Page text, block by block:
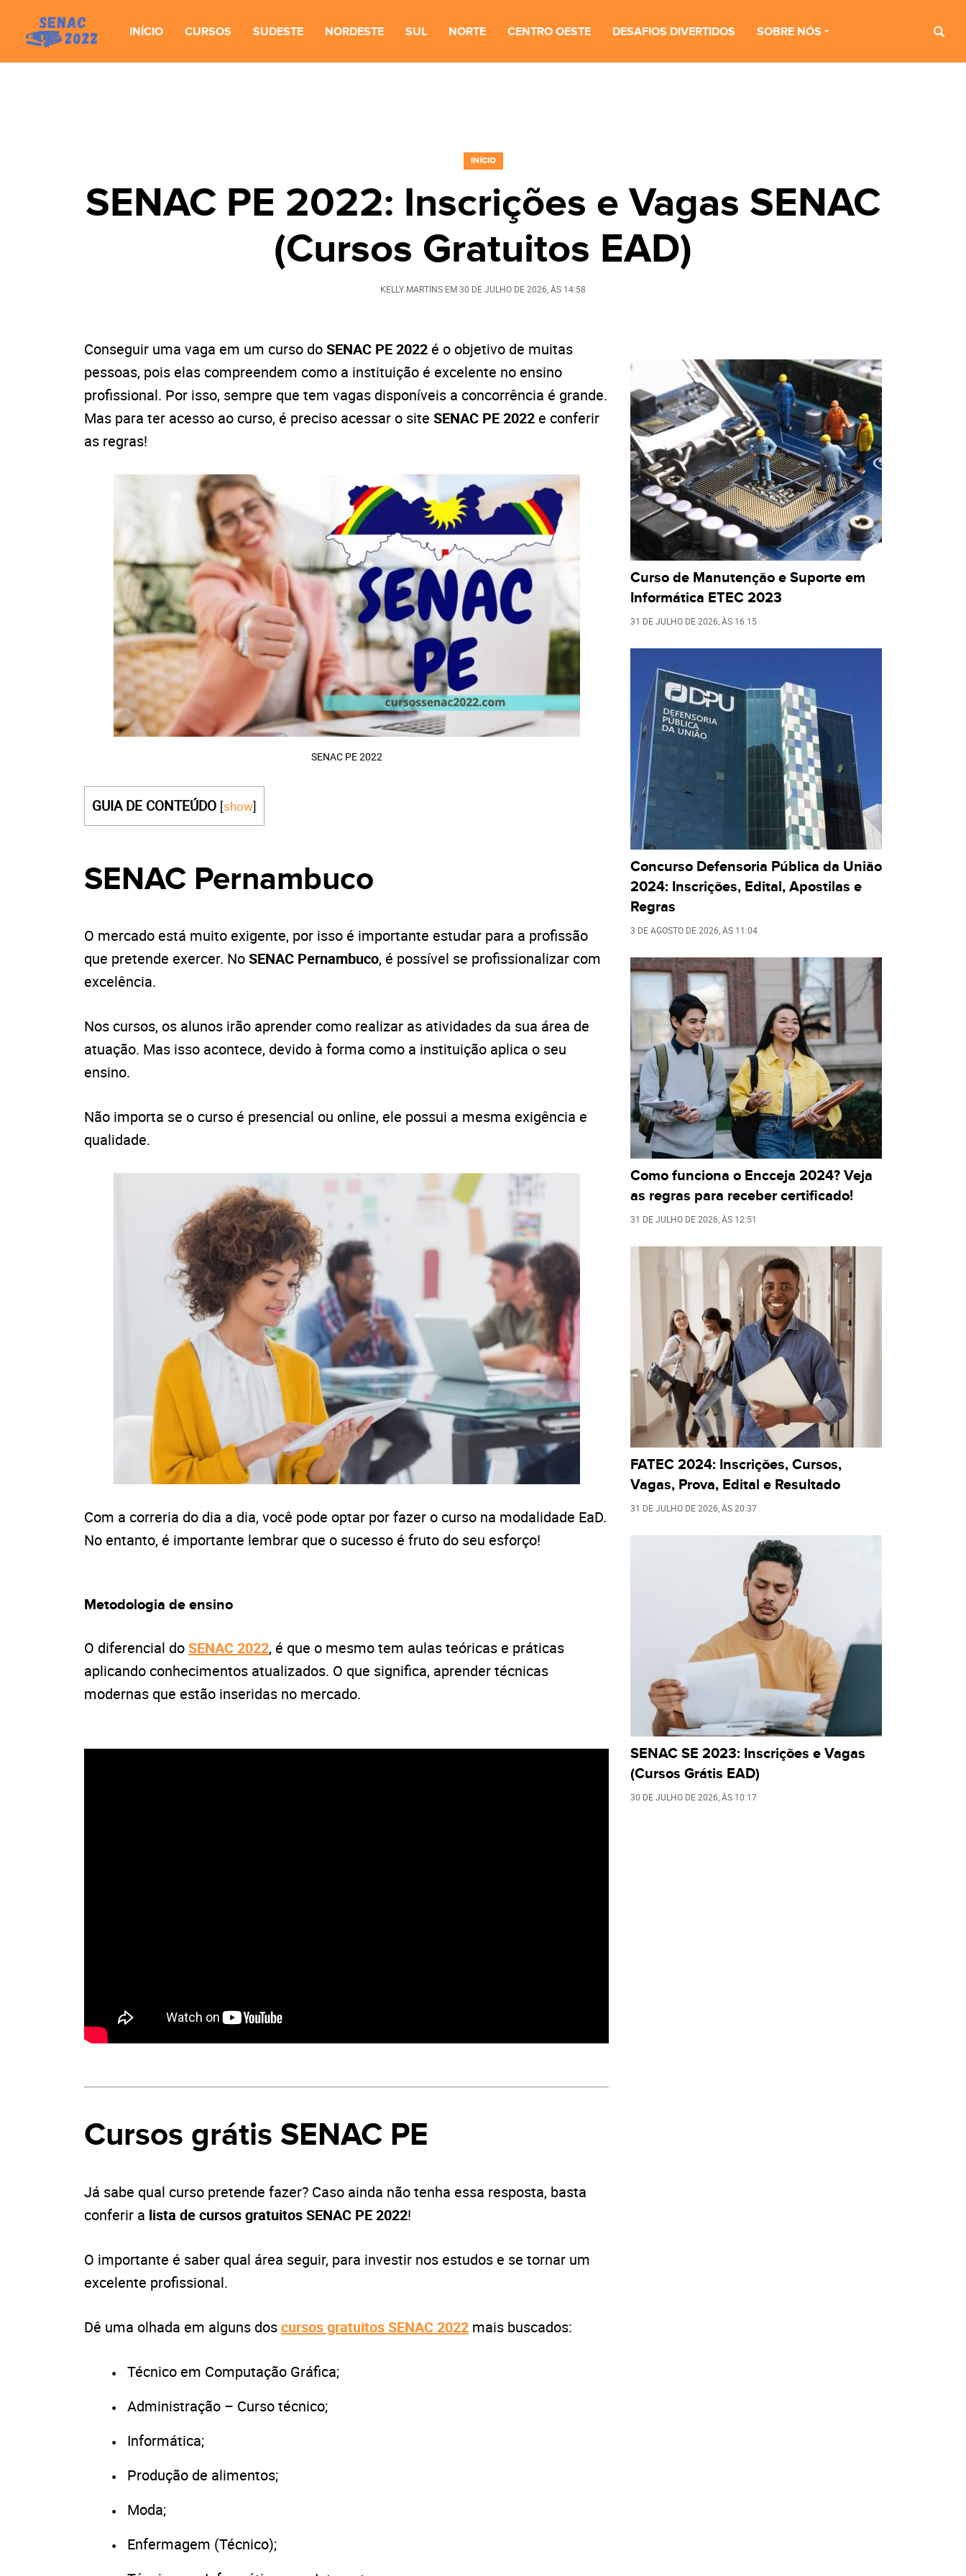
INÍCIO CURSOS SUDESTE NORDESTE SUL NORTE CENTRO OESTE DESAFIOS DIVERTIDOS SOBRE NÓS
INÍCIO
SENAC PE 2022: Inscrições e Vagas SENAC
(Cursos Gratuitos EAD)
KELLY MARTINS EM30 DE JULHO DE 2026 , ÀS 14:58
Conseguir uma vaga em um curso doSENAC PE 2022 é o objetivo de muitas
pessoas, pois elas compreendem como a instituição é excelente no ensino
profissional. Por isso, sempre que tem vagas disponíveis a concorrência é grande.
Mas para ter acesso ao curso, é preciso acessar o site SENAC PE 2022 e conferir
as regras!
SENAC PE 2022
GUIA DE CONTEÚDO [show]
SENAC Pernambuco
O mercado está muito exigente, por isso é importante estudar para a profissão
que pretende exercer. NoSENAC Pernambuco, é possível se profissionalizar com
excelência.
Nos cursos, os alunos irão aprender como realizar as atividades da sua área de
atuação. Mas isso acontece, devido à forma como a instituição aplica o seu
ensino.
Não importa se o curso é presencial ou online, ele possui a mesma exigência e
qualidade.
Com a correria do dia a dia, você pode optar por fazer o curso na modalidade EaD.
No entanto, é importante lembrar que o sucesso é fruto do seu esforço!
Metodologia de ensino
O diferencial doSENAC 2022, é que o mesmo tem aulas teóricas e práticas
aplicando conhecimentos atualizados. O que significa, aprender técnicas
modernas que estão inseridas no mercado.
Cursos grátis SENAC PE
Já sabe qual curso pretende fazer? Caso ainda não tenha essa resposta, basta
conferir a lista de cursos gratuitos SENAC PE 2022!
O importante é saber qual área seguir, para investir nos estudos e se tornar um
excelente profissional.
Dê uma olhada em alguns doscursos gratuitos SENAC 2022 mais buscados:
Técnico em Computação Gráfica;
Administração – Curso técnico;
Informática;
Produção de alimentos;
Moda;
Enfermagem (Técnico);
Curso de Manutenção e Suporte em
Informática ETEC 2023
31 DE JULHO DE 2026 , ÀS 16:15
Concurso Defensoria Pública da União
2024: Inscrições, Edital, Apostilas e
Regras
3 DE AGOSTO DE 2026 , ÀS 11:04
Como funciona o Encceja 2024? Veja
as regras para receber certificado!
31 DE JULHO DE 2026 , ÀS 12:51
FATEC 2024: Inscrições, Cursos,
Vagas, Prova, Edital e Resultado
31 DE JULHO DE 2026 , ÀS20:37
SENAC SE 2023: Inscrições e Vagas
(Cursos Grátis EAD)
30 DE JULHO DE 2026 , ÀS 10:17